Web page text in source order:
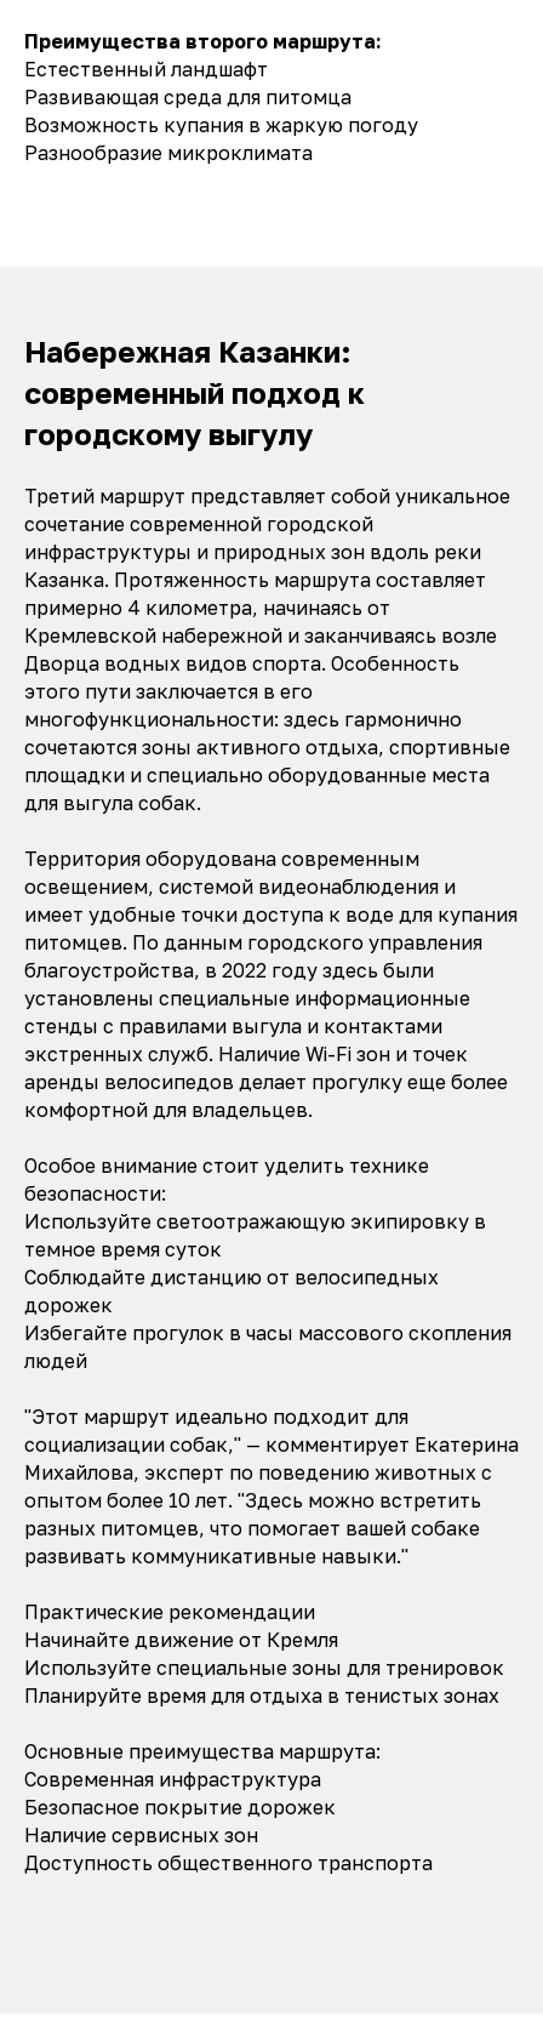
Преимущества второго маршрута:
Естественный ландшафт
Развивающая среда для питомца
Возможность купания в жаркую погоду
Разнообразие микроклимата
Набережная Казанки:
современный подход к
городскому выгулу
Третий маршрут представляет собой уникальное
сочетание современной городской
инфраструктуры и природных зон вдоль реки
Казанка. Протяженность маршрута составляет
примерно 4 километра, начинаясь от
Кремлевской набережной и заканчиваясь возле
Дворца водных видов спорта. Особенность
этого пути заключается в его
многофункциональности: здесь гармонично
сочетаются зоны активного отдыха, спортивные
площадки и специально оборудованные места
для выгула собак.
Территория оборудована современным
освещением, системой видеонаблюдения и
имеет удобные точки доступа к воде для купания
питомцев. По данным городского управления
благоустройства, в 2022 году здесь были
установлены специальные информационные
стенды с правилами выгула и контактами
экстренных служб. Наличие Wi-Fi зон и точек
аренды велосипедов делает прогулку еще более
комфортной для владельцев.
Особое внимание стоит уделить технике
безопасности:
Используйте светоотражающую экипировку в
темное время суток
Соблюдайте дистанцию от велосипедных
дорожек
Избегайте прогулок в часы массового скопления
людей
"Этот маршрут идеально подходит для
социализации собак," — комментирует Екатерина
Михайлова, эксперт по поведению животных с
опытом более 10 лет. "Здесь можно встретить
разных питомцев, что помогает вашей собаке
развивать коммуникативные навыки."
Практические рекомендации
Начинайте движение от Кремля
Используйте специальные зоны для тренировок
Планируйте время для отдыха в тенистых зонах
Основные преимущества маршрута:
Современная инфраструктура
Безопасное покрытие дорожек
Наличие сервисных зон
Доступность общественного транспорта